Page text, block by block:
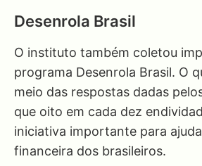
Desenrola Brasil
O instituto também coletou
programa Desenrola Brasil. O
meio das respostas dadas
que oito em cada dez
iniciativa importante para
financeira dos brasileiros.